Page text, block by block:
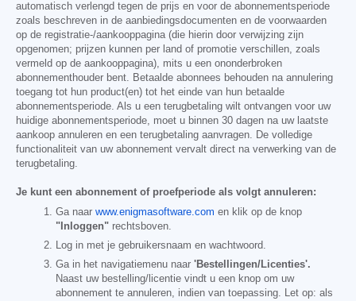
automatisch verlengd tegen de prijs en voor de abonnementsperiode
zoals beschreven in de aanbiedingsdocumenten en de voorwaarden
op de registratie-/aankooppagina (die hierin door verwijzing zijn
opgenomen; prijzen kunnen per land of promotie verschillen, zoals
vermeld op de aankooppagina), mits u een ononderbroken
abonnementhouder bent. Betaalde abonnees behouden na annulering
toegang tot hun product(en) tot het einde van hun betaalde
abonnementsperiode. Als u een terugbetaling wilt ontvangen voor uw
huidige abonnementsperiode, moet u binnen 30 dagen na uw laatste
aankoop annuleren en een terugbetaling aanvragen. De volledige
functionaliteit van uw abonnement vervalt direct na verwerking van de
terugbetaling.
Je kunt een abonnement of proefperiode als volgt annuleren:
Ga naar www.enigmasoftware.com en klik op de knop
"Inloggen" rechtsboven.
Log in met je gebruikersnaam en wachtwoord.
Ga in het navigatiemenu naar 'Bestellingen/Licenties'.
Naast uw bestelling/licentie vindt u een knop om uw
abonnement te annuleren, indien van toepassing. Let op: als